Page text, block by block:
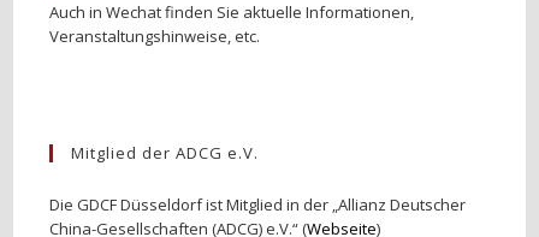
Auch in Wechat finden Sie aktuelle Informationen,
Veranstaltungshinweise, etc.
Mitglied der ADCG e.V.
Die GDCF Düsseldorf ist Mitglied in der „Allianz Deutscher
China-Gesellschaften (ADCG) e.V.“ (Webseite)